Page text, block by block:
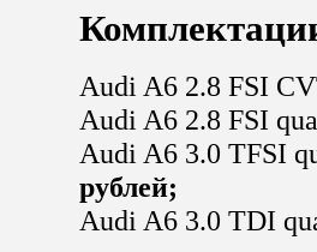
Audi A6 2.8 FSI
Audi A6 2.8 FSI
Audi A6 3.0 TFSI
рублей;
Audi A6 3.0 TDI